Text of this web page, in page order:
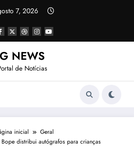
7, 2026
G NEWS
de Notícias
inicial
Geral
distribui autógrafos para crianças